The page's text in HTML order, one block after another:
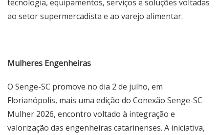
tecnologia, equipamentos, serviços e soluções voltadas
ao setor supermercadista e ao varejo alimentar.
Mulheres Engenheiras
O Senge-SC promove no dia 2 de julho, em
Florianópolis, mais uma edição do Conexão Senge-SC
Mulher 2026, encontro voltado à integração e
valorização das engenheiras catarinenses. A iniciativa,